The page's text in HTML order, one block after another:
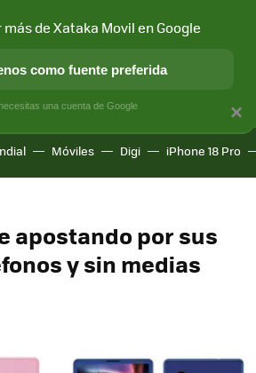
Y SOCIEDAD APLICACIONES
Móviles Digi iPhone 18 Pro
apostando por sus
y sin medias
×
más de Xataka Movil en Google
como fuente preferida
una cuenta de Google